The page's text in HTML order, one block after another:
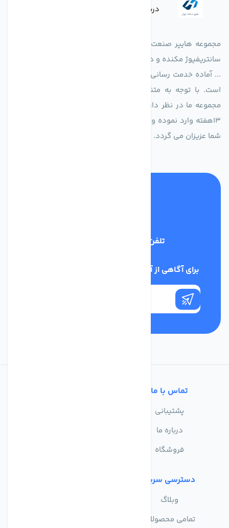
درباره فروشگاه
مجموعه هایپر صنعت ایران در امر تولید و واردات انواع فن های
سانتریفیوژ مکنده و دمنده آکسیال، سقفی، بین کانالی، مرغداری و
... آماده خدمت رسانی به شرکت های تولیدی، صنعتی و ساختمانی
است. با توجه به متنوع بودن فن های تولیدی کمپانی اروپایی
مجموعه ما در نظر دارد کالاهای تخصصی شما عزیزان رو در صرف
13هفته وارد نموده و این عمر باعث صرفه جویی در هزینه و زمان
شما عزیزان می گردد.
تلفن پشتیبانی
برای آگاهی از آخرین اخبار در خبرنامه ما عضو شوید
تماس با ما
پشتیبانی
درباره ما
فروشگاه
دسترسی سریع
وبلاگ
تمامی محصولات